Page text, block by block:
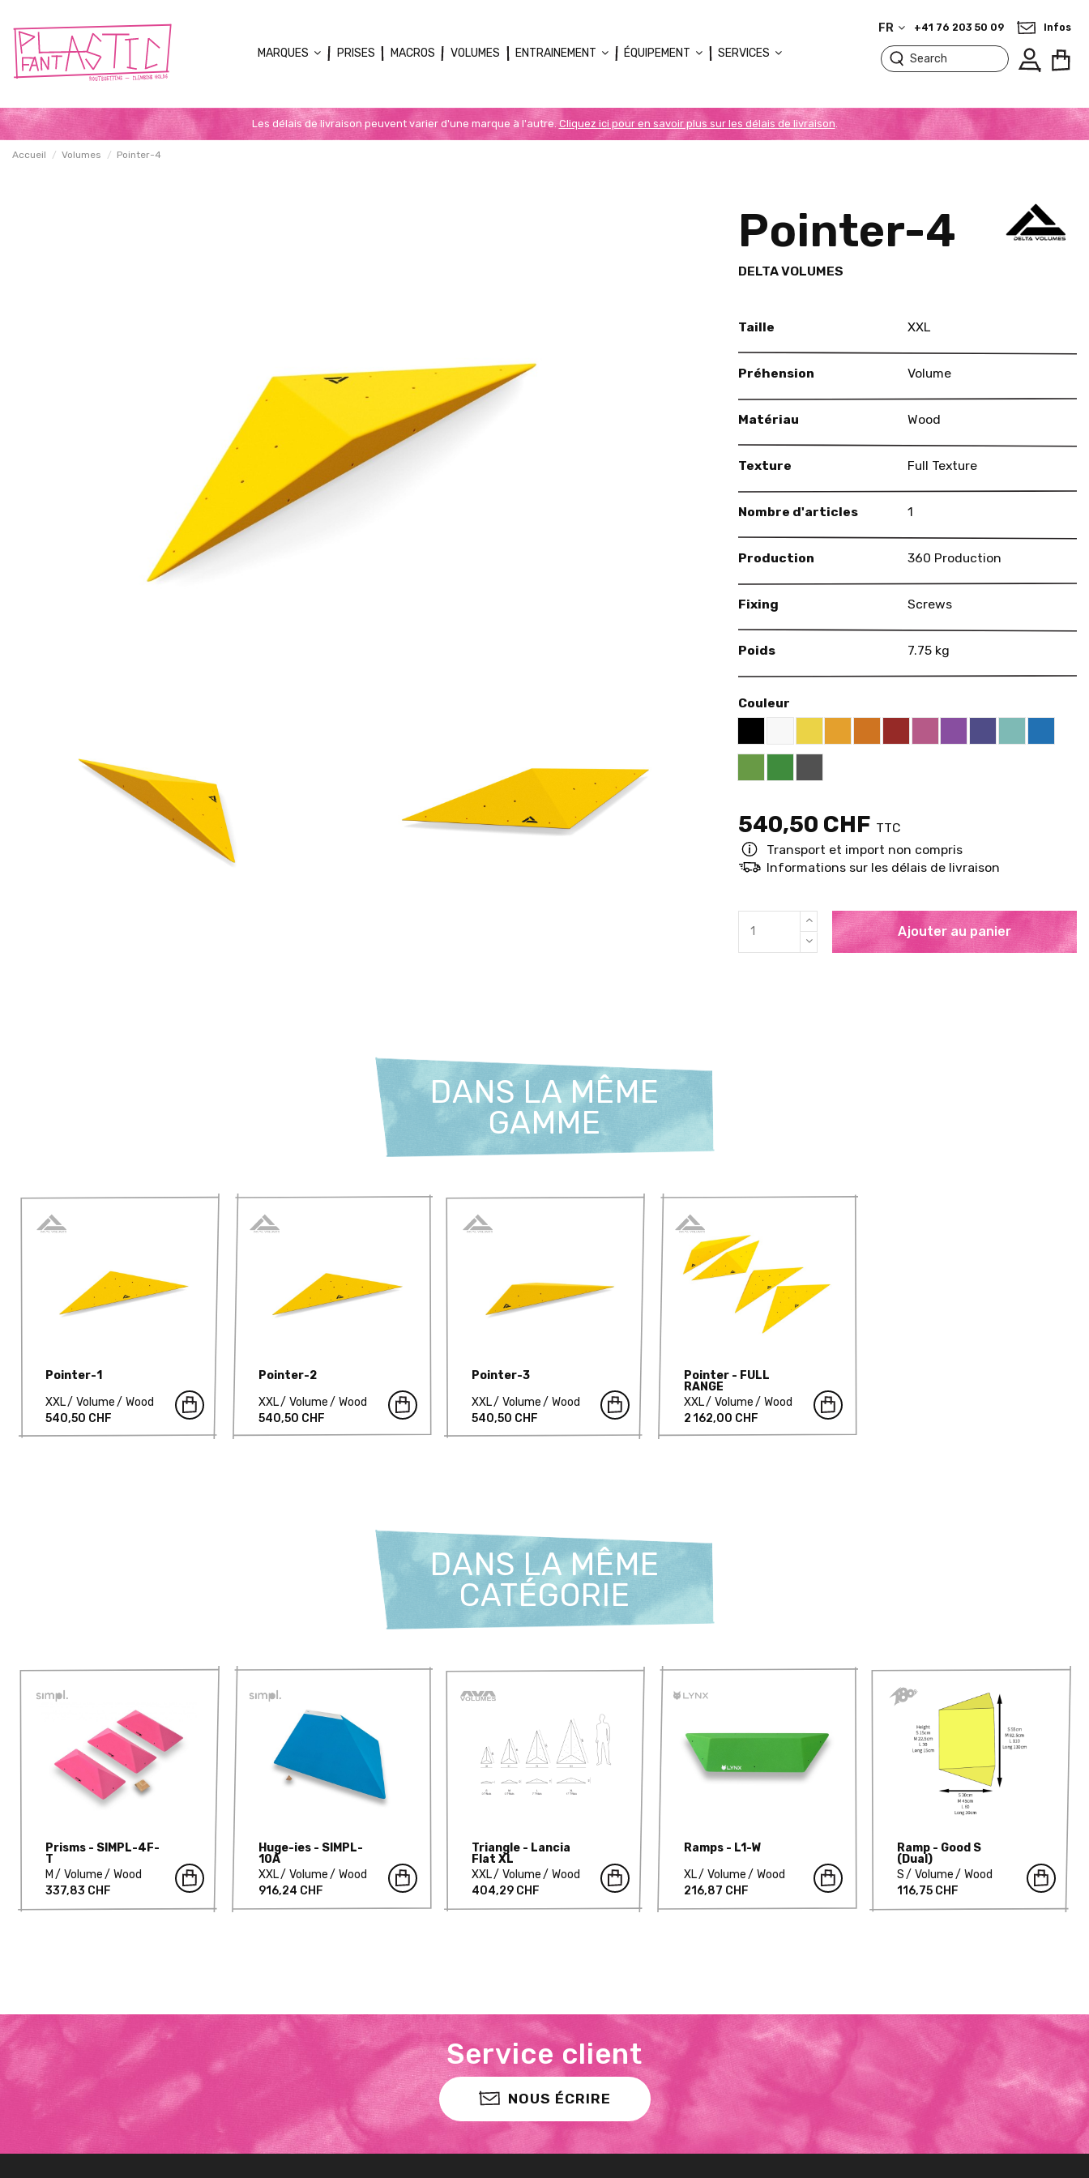
MARQUES PRISES MACROS VOLUMES ENTRAINEMENT ÉQUIPEMENT SERVICES
FR +41 76 203 50 09 Infos
Les délais de livraison peuvent varier d'une marque à l'autre. Cliquez ici pour en savoir plus sur les délais de livraison.
Accueil Volumes Pointer-4
Pointer-4
DELTA VOLUMES
Taille XXL
Préhension Volume
Matériau Wood
Texture Full Texture
Nombre d'articles 1
Production 360 Production
Fixing Screws
Poids 7.75 kg
Couleur
Black RAL 9005
WhiteYellow RAL 1018Deep Orange RAL 2011
Red RAL 3000
Pink RAL 4003
Violet RAL 4008
US Purple S4050
Mint RAL
Blue
Brigth Green RAL 6018
Pure Green RAL 6037
Grey RAL 7001
540,50 CHF TTC
Transport et import non compris
Informations sur les délais de livraison
Ajouter au panier
DANS LA MÊME
GAMME
Pointer-1
XXL
Volume
Wood
540,50 CHF
Pointer-2
XXL
Volume
Wood
540,50 CHF
Pointer-3
XXL
Volume
Wood
540,50 CHF
Pointer - FULL
RANGE
XXL
Volume
Wood
2 162,00 CHF
DANS LA MÊME
CATÉGORIE
Prisms - SIMPL-4F-
T
M
Volume
Wood
337,83 CHF
Huge-ies - SIMPL-
10A
XXL
Volume
Wood
916,24 CHF
Triangle - Lancia
Flat XL
XXL
Volume
Wood
404,29 CHF
Ramps - L1-W
XL
Volume
Wood
216,87 CHF
Ramp - Good S
(Dual)
S
Volume
Wood
116,75 CHF
Service client
NOUS ÉCRIRE